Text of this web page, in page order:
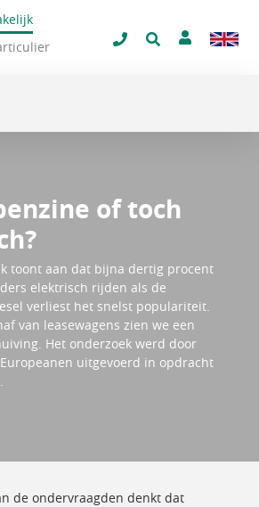
of toch
toont aan dat bijna dertig procent
elektrisch rijden als de
verliest het snelst populariteit.
van leasewagens zien we een
Het onderzoek werd door
uitgevoerd in opdracht
de ondervraagden denkt dat